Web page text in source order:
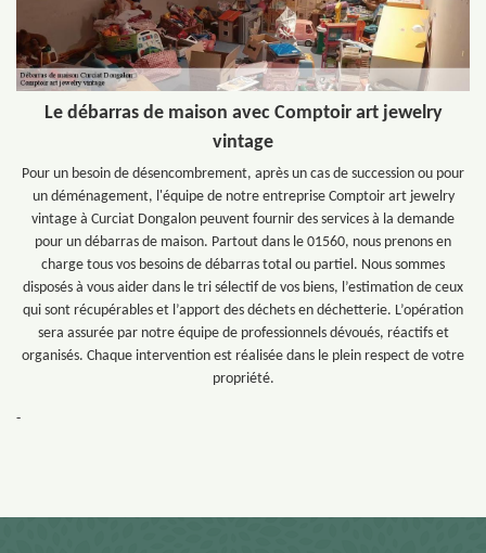
Le débarras de maison avec Comptoir art jewelry
vintage
Pour un besoin de désencombrement, après un cas de succession ou pour
un déménagement, l'équipe de notre entreprise Comptoir art jewelry
vintage à Curciat Dongalon peuvent fournir des services à la demande
pour un débarras de maison. Partout dans le 01560, nous prenons en
charge tous vos besoins de débarras total ou partiel. Nous sommes
disposés à vous aider dans le tri sélectif de vos biens, l’estimation de ceux
qui sont récupérables et l’apport des déchets en déchetterie. L’opération
sera assurée par notre équipe de professionnels dévoués, réactifs et
organisés. Chaque intervention est réalisée dans le plein respect de votre
propriété.
-